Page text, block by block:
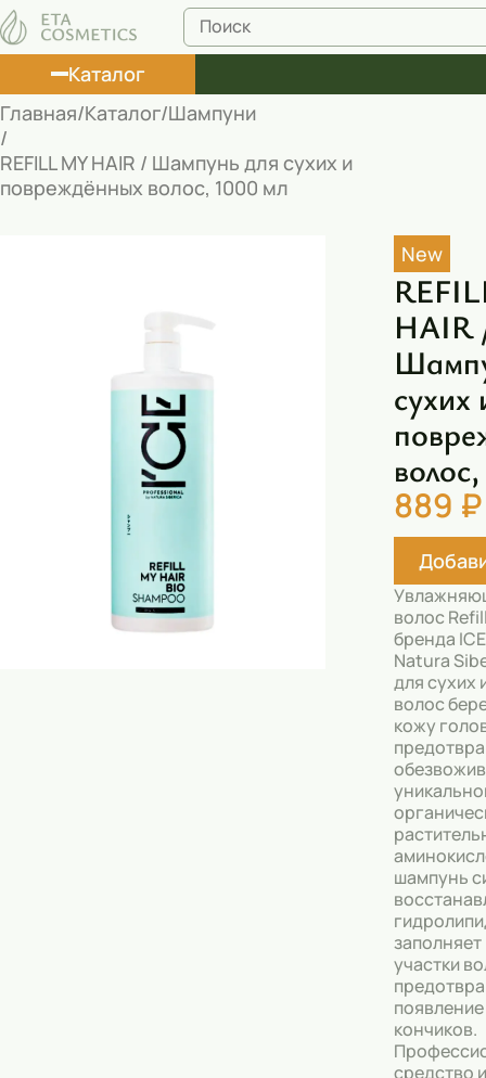
Каталог
Лосьоны
Туши
Муссы
Пена для ванны
Румяна
Скрабы
Блески
Гели
Восковые полоски
Главная Каталог Шампуни
REFILL MY HAIR / Шампунь для сухих и
повреждённых волос, 1000 мл
New
HAIR
сухих
889 ₽
волос
бренда
Natura
для сухих
волос
кожу
шампунь
участки
кончиков.
средство